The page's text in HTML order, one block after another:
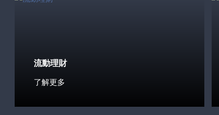
流動理財
了解更多